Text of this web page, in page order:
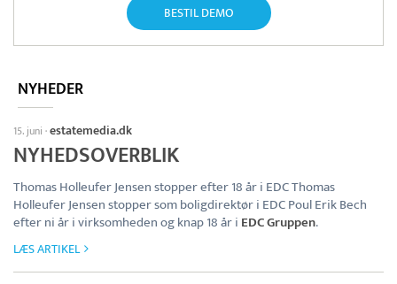
BESTIL DEMO
NYHEDER
15. juni ·estatemedia.dk
NYHEDSOVERBLIK
Thomas Holleufer Jensen stopper efter 18 år i EDC Thomas
Holleufer Jensen stopper som boligdirektør i EDC Poul Erik Bech
efter ni år i virksomheden og knap 18 år i EDC Gruppen.
LÆS ARTIKEL